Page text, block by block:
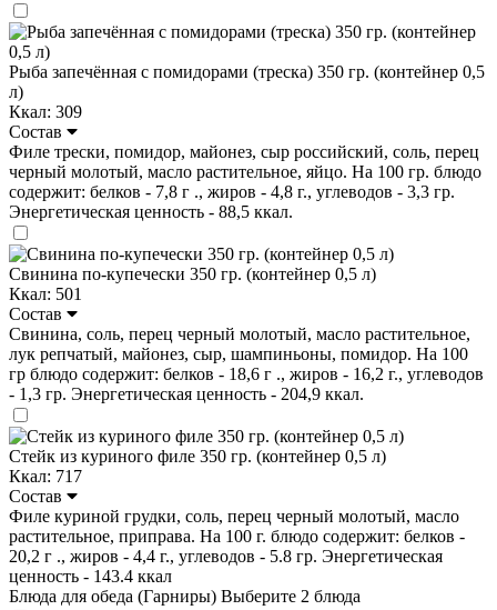
Рыба запечённая с помидорами (треска) 350 гр. (контейнер 0,5
л)
Ккал: 309
Состав
Филе трески, помидор, майонез, сыр российский, соль, перец
черный молотый, масло растительное, яйцо. На 100 гр. блюдо
содержит: белков - 7,8 г ., жиров - 4,8 г., углеводов - 3,3 гр.
Энергетическая ценность - 88,5 ккал.
Свинина по-купечески 350 гр. (контейнер 0,5 л)
Ккал: 501
Состав
Свинина, соль, перец черный молотый, масло растительное,
лук репчатый, майонез, сыр, шампиньоны, помидор. На 100
гр блюдо содержит: белков - 18,6 г ., жиров - 16,2 г., углеводов
- 1,3 гр. Энергетическая ценность - 204,9 ккал.
Стейк из куриного филе 350 гр. (контейнер 0,5 л)
Ккал: 717
Состав
Филе куриной грудки, соль, перец черный молотый, масло
растительное, приправа. На 100 г. блюдо содержит: белков -
20,2 г ., жиров - 4,4 г., углеводов - 5.8 гр. Энергетическая
ценность - 143.4 ккал
Блюда для обеда (Гарниры) Выберите 2 блюда